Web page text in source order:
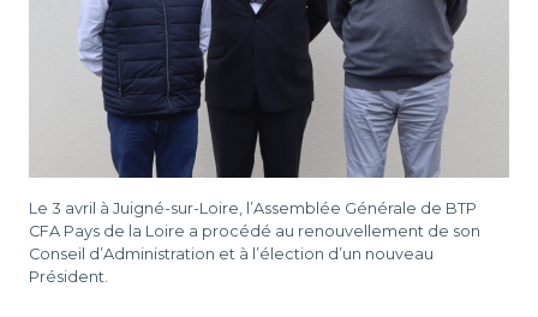
Le 3 avril à Juigné-sur-Loire, l’Assemblée Générale de BTP
CFA Pays de la Loire a procédé au renouvellement de son
Conseil d’Administration et à l’élection d’un nouveau
Président.